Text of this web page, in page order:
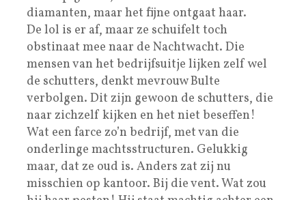
diamanten, maar het fijne ontgaat haar.
De lol is er af, maar ze schuifelt toch
obstinaat mee naar de Nachtwacht. Die
mensen van het bedrijfsuitje lijken zelf wel
de schutters, denkt mevrouw Bulte
verbolgen. Dit zijn gewoon de schutters, die
naar zichzelf kijken en het niet beseffen!
Wat een farce zo’n bedrijf, met van die
onderlinge machtsstructuren. Gelukkig
maar, dat ze oud is. Anders zat zij nu
misschien op kantoor. Bij die vent. Wat zou